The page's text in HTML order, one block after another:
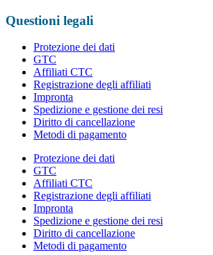
Questioni legali
Protezione dei dati
GTC
Affiliati CTC
Registrazione degli affiliati
Impronta
Spedizione e gestione dei resi
Diritto di cancellazione
Metodi di pagamento
Protezione dei dati
GTC
Affiliati CTC
Registrazione degli affiliati
Impronta
Spedizione e gestione dei resi
Diritto di cancellazione
Metodi di pagamento